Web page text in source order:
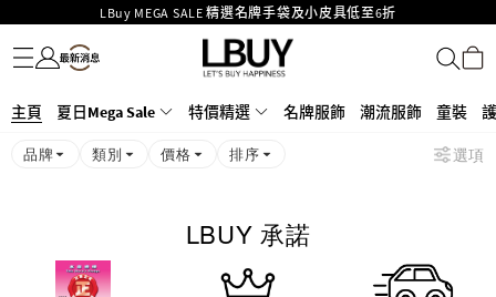
LBuy MEGA SALE 精選名牌手袋及小皮具低至6折
Goyard Hobo / Hobo Mini人氣限量特別版限時原價低至75折!
LBuy呈獻 - Hermès 及 Chanel 手袋及首飾原價低至6折，立即入手!
426號舖！
MOKO 1樓175號鋪旗艦店特設名牌Hermès、CHANEL及LV專區！
購物滿HKD500即享免運費！
名牌服飾
潮流服飾
童裝
護膚美妝
香水香薰
個人護理
母嬰護理
遊戲及精品玩具
文儀用品
家居生活
電子產品
美食
醫藥保健
運動與戶外用品
主頁 夏日Mega Sale 特價精選 名牌服飾 潮流服飾 童裝
品牌 類別 價格 排序 選項
LBUY 承諾